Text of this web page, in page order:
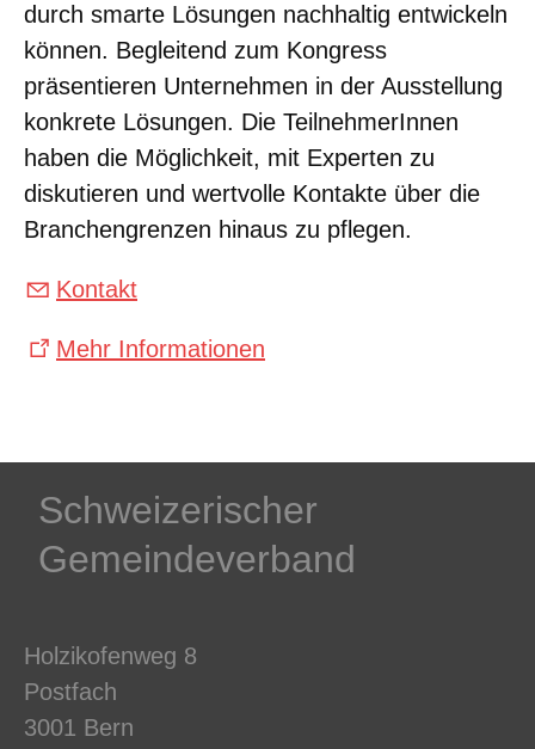
durch smarte Lösungen nachhaltig entwickeln
können. Begleitend zum Kongress
präsentieren Unternehmen in der Ausstellung
konkrete Lösungen. Die TeilnehmerInnen
haben die Möglichkeit, mit Experten zu
diskutieren und wertvolle Kontakte über die
Branchengrenzen hinaus zu pflegen.
Kontakt
Mehr Informationen
Schweizerischer
Gemeindeverband
Holzikofenweg 8
Postfach
3001 Bern